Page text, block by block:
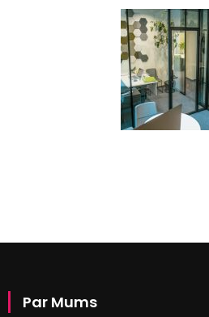
Par Mums